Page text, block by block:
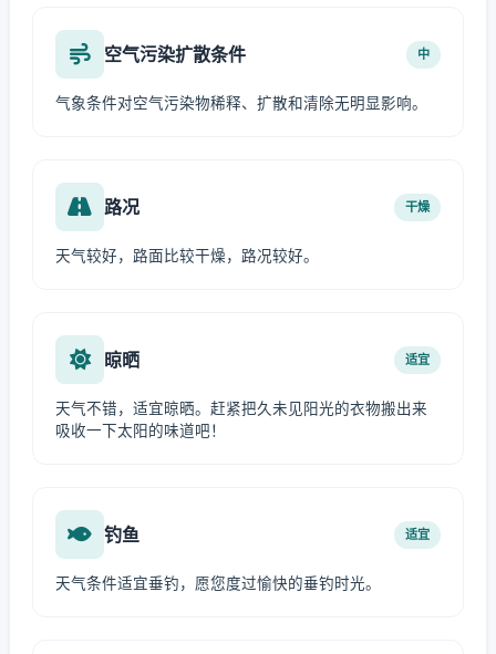
空气污染扩散条件 中
气象条件对空气污染物稀释、扩散和清除无明显影响。
路况 干燥
天气较好，路面比较干燥，路况较好。
晾晒 适宜
天气不错，适宜晾晒。赶紧把久未见阳光的衣物搬出来
吸收一下太阳的味道吧！
钓鱼 适宜
天气条件适宜垂钓，愿您度过愉快的垂钓时光。